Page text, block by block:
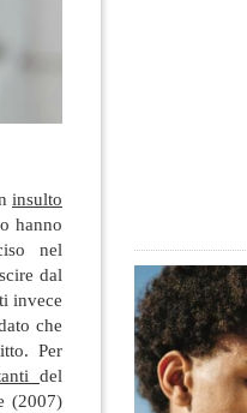
insulto
hanno
nel
dal
invece
che
Per
del
(2007)